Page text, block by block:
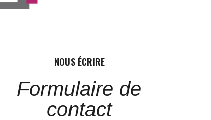
NOUS ÉCRIRE
Formulaire de
contact